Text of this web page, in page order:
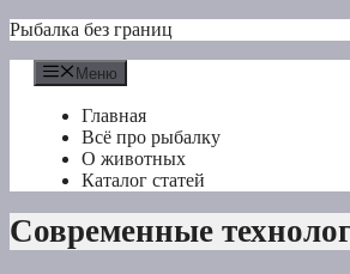
Перейти
содержимому
Рыбалка без границ
Меню
Главная
Всё про рыбалку
О животных
Каталог статей
Современные